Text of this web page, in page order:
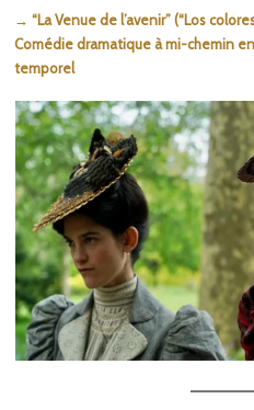
→ “La Venue de l’avenir” (“Los
Comédie dramatique à mi-chemin
temporel